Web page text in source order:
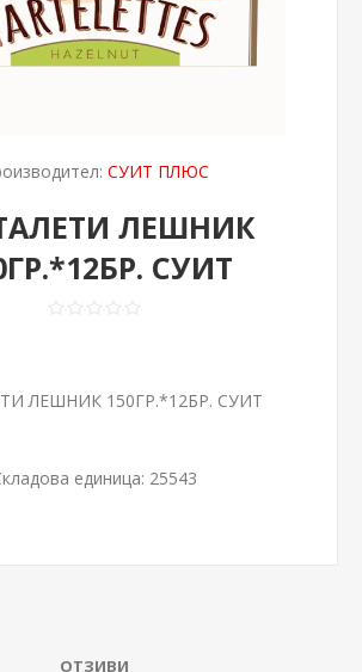
СУИТ ПЛЮС
ЛЕШНИК
СУИТ
ЛЕШНИК 150ГР.*12БР. СУИТ
единица: 25543
ОТЗИВИ